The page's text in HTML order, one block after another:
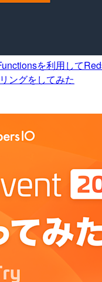
を利用して
ングをしてみた